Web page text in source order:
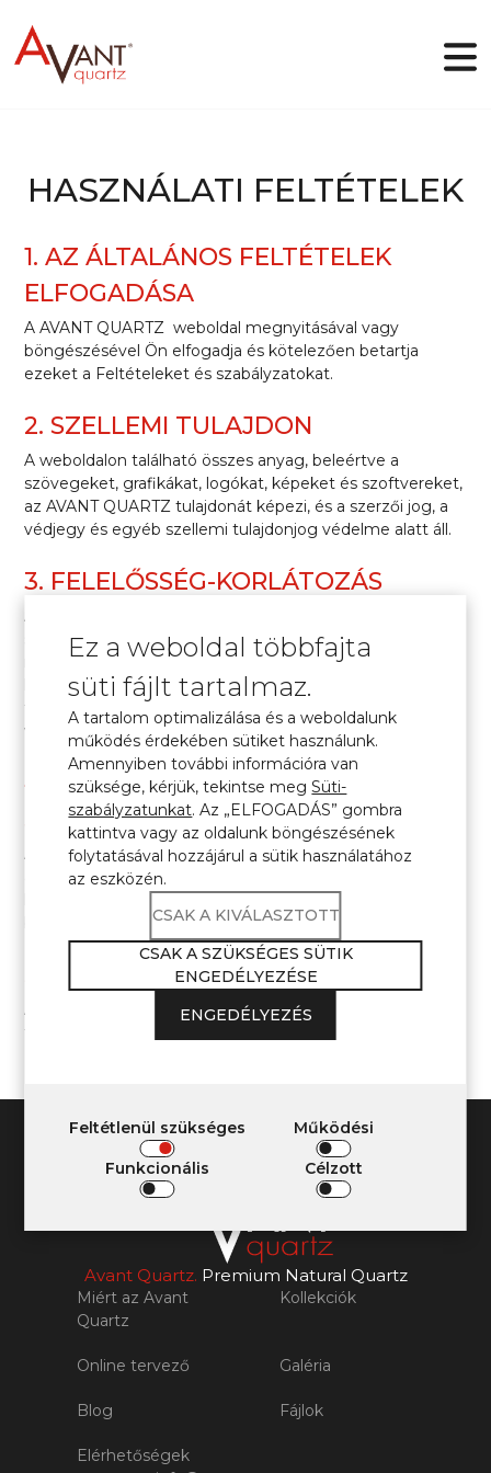
Miért az Avant Quartz
Kollekciók
Online tervező
Blog
Fájlok
Elérhetőségek
HASZNÁLATI FELTÉTELEK
1. AZ ÁLTALÁNOS FELTÉTELEK
ELFOGADÁSA
AAVANT QUARTZ weboldal megnyitásával vagy
böngészésével Ön elfogadja és kötelezően betartja
ezeket a Feltételeket és szabályzatokat.
2. SZELLEMI TULAJDON
A weboldalon található összes anyag, beleértve a
szövegeket, grafikákat, logókat, képeket és szoftvereket,
azAVANT QUARTZ tulajdonát képezi, és a szerzői jog, a
védjegy és egyéb szellemi tulajdonjog védelme alatt áll.
3. FELELŐSSÉG-KORLÁTOZÁS
A
semmilyen közvetlen, közvetett, véletlen, speciális vagy
mellék károkért, amely a weboldal használatából vagy
használatának lehetetlenségéből ered. Ide tartoznak
többek között a hibák, megszakítások, vírusok, zavarok
vagy adatvesztés.
4. AZ ÁLTALÁNOS FELTÉTELEK ÉS
SZABÁLYZATOK MÓDOSÍTÁSA
A AVANT QUARTZ weboldal fenntartja a jogot arra, hogy
a jelen Feltételeket bármikor módosíthatja vagy
kicserélheti. A weboldal további használata az Ön részéről
bármely változtatások elfogadását jelenti.
5. ELÉRHETŐSÉGEK
A jelen Feltételekkel kapcsolatos bármilyen kérdésének
felmerülése esetén kérjük, lépjen kapcsolatba velünk.
Avant Quartz. Premium Natural Quartz
Miért az Avant
Quartz
Kollekciók
Online tervező Galéria
Blog Fájlok
Elérhetőségek
Ez a weboldal többfajta
süti fájlt tartalmaz.
A tartalom optimalizálása és a weboldalunk
működés érdekében sütiket használunk.
Amennyiben további információra van
szüksége, kérjük, tekintse megSüti-
szabályzatunkat. Az „ELFOGADÁS” gombra
kattintva vagy az oldalunk böngészésének
folytatásával hozzájárul a sütik használatához
az eszközén.
CSAK A KIVÁLASZTOTT
CSAK A SZÜKSÉGES SÜTIK
ENGEDÉLYEZÉSE
ENGEDÉLYEZÉS
Feltétlenül szükséges Működési
Funkcionális Célzott